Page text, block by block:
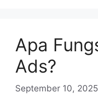
Apa
Ads?
September 10, 2025